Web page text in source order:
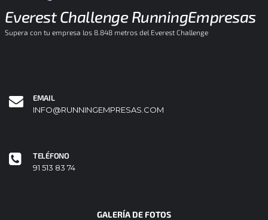
Everest Challenge RunningEmpresas
Supera con tu empresa los 8.848 metros del Everest Challenge
EMAIL
INFO@RUNNINGEMPRESAS.COM
TELÉFONO
91 513 83 74
GALERÍA DE FOTOS